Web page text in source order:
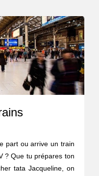
part ou arrive un train
? Que tu prépares ton
tata Jacqueline, on